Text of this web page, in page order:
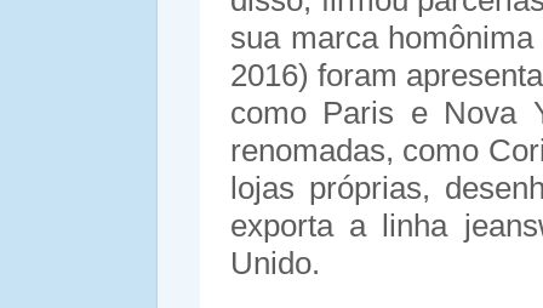
sua marca
2016) foram
como Paris e Nova
renomadas, como
lojas próprias,
exporta a linha
Unido.